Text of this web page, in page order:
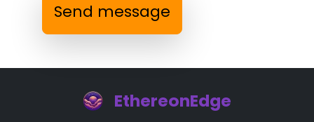
Send message
EthereonEdge